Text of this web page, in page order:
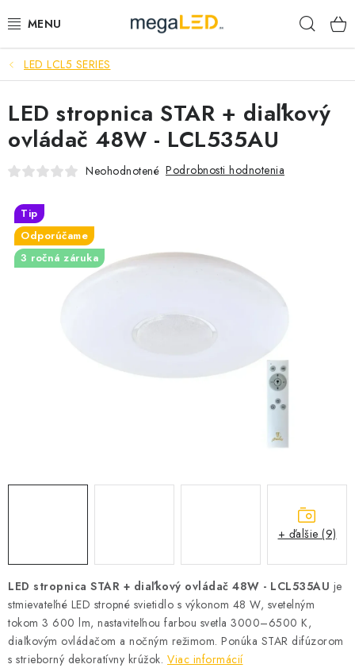
na
PRIEMYSEL
SVIETIDLÁ
ŽIAROVKY A TRUBICE
ELEKTROMATERIÁL
VENTILÁTORY
OBCHODNÉ PODMIENKY
O NÁS - MEGALED & JANTON ZÁKAMENNÉ
Reklamácie a formulár na odstúpenie od zmluvy
Obchodné podmienky
Podmienky ochrany osobných údajov
O nás - MEGALED & JANTON Zákamenné
LED LCL5 SERIES
LED stropnica STAR + diaľkový ovládač 48W - LCL535AU je
stmievateľné LED stropné svietidlo s výkonom 48 W, svetelným
tokom 3 600 lm, nastaviteľnou farbou svetla 3000–6500 K,
diaľkovým ovládačom a nočným režimom. Ponúka STAR difúzorom
s strieborný dekoratívny krúžok. Viac informácií
LED stropnica STAR + diaľkový
ovládač 48W - LCL535AU
Neohodnotené Podrobnosti hodnotenia
Tip
Odporúčame
3 ročná záruka
+ ďalšie (9)